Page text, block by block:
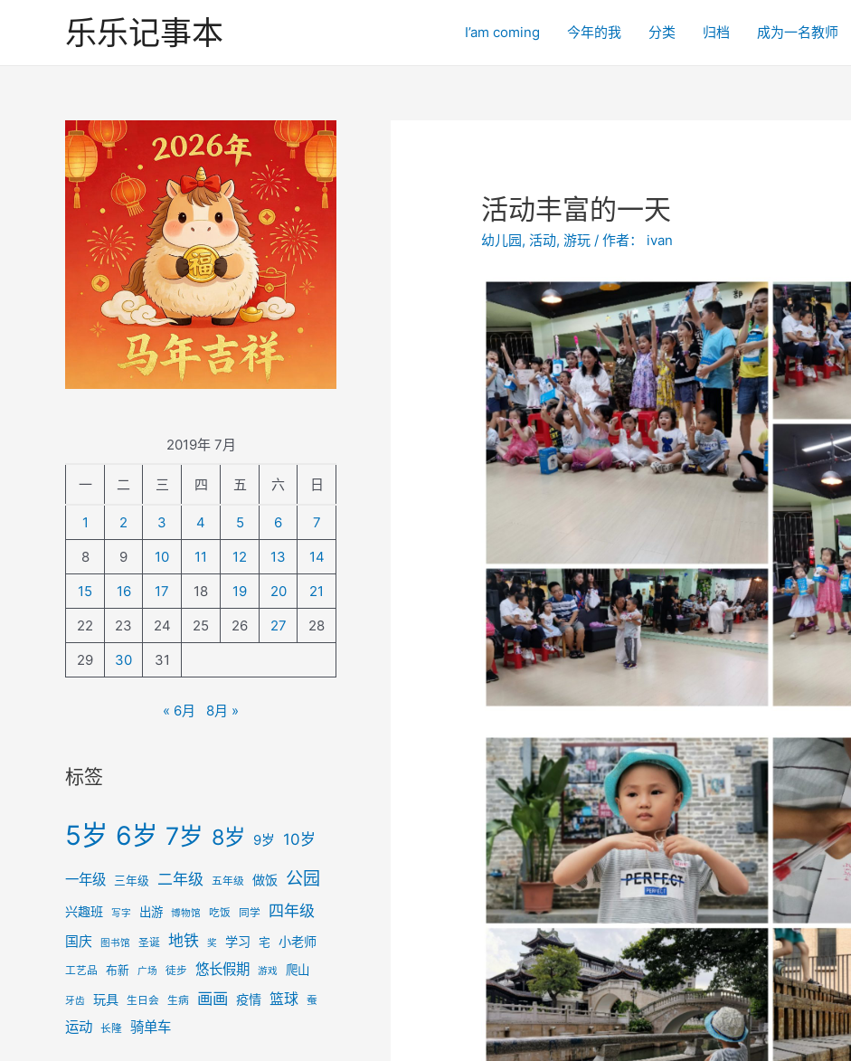
乐乐记事本 I’am coming 今年的我 分类 归档 成为一名教师
2019年 7月
一 二 三 四 五 六 日
1 2 3 4 5 6
7
8
9 10 11 12 13
14
15
16 17 18 19 20
21
22
23 24 25 26 27
28
29
30 31
« 6月 8月 »
标签
5岁 6岁 7岁 8岁 9岁 10岁
一年级 三年级 二年级 五年级 做饭 公园
兴趣班 写字 出游 博物馆 吃饭 同学 四年级
国庆 图书馆 圣诞 地铁 奖 学习 宅 小老师
工艺品 布新 广场 徒步 悠长假期 游戏 爬山
牙齿 玩具 生日会 生病 画画 疫情 篮球 蚕
运动 长隆 骑单车
活动丰富的一天
幼儿园,活动,游玩 / 作者： ivan